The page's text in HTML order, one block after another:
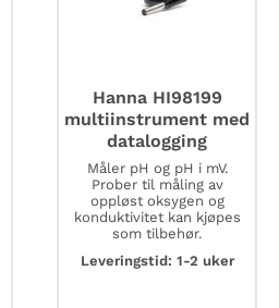
Hanna HI98199
multiinstrument med
datalogging
Måler pH og pH i mV.
Prober til måling av
oppløst oksygen og
konduktivitet kan kjøpes
som tilbehør.
Leveringstid: 1-2 uker